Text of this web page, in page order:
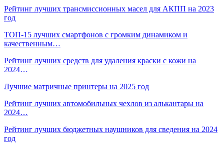
Рейтинг лучших трансмиссионных масел для АКПП на 2023
год
ТОП-15 лучших смартфонов с громким динамиком и
качественным…
Рейтинг лучших средств для удаления краски с кожи на
2024…
Лучшие матричные принтеры на 2025 год
Рейтинг лучших автомобильных чехлов из алькантары на
2024…
Рейтинг лучших бюджетных наушников для сведения на 2024
год